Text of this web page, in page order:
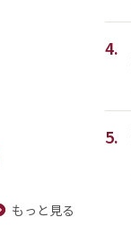
もっと見る
4.
5.